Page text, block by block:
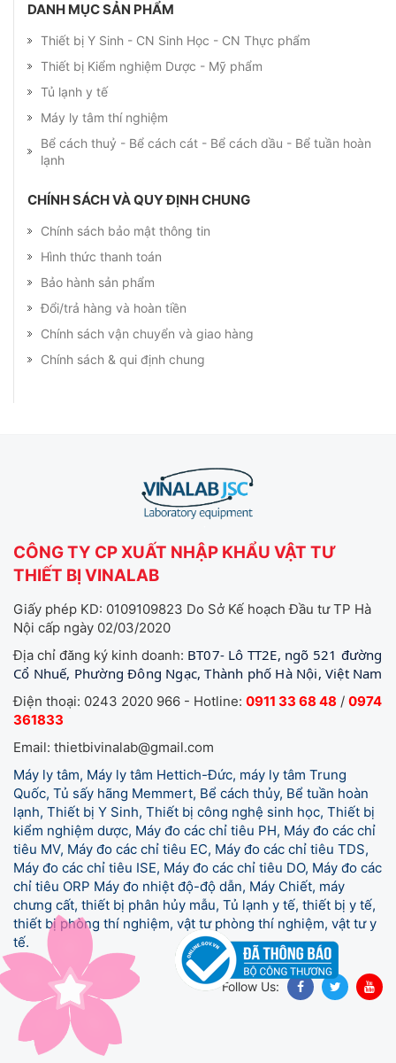
DANH MỤC SẢN PHẨM
Thiết bị Y Sinh - CN Sinh Học - CN Thực phẩm
Thiết bị Kiểm nghiệm Dược - Mỹ phẩm
Tủ lạnh y tế
Máy ly tâm thí nghiệm
Bể cách thuỷ - Bể cách cát - Bể cách dầu - Bể tuần hoàn
lạnh
CHÍNH SÁCH VÀ QUY ĐỊNH CHUNG
Chính sách bảo mật thông tin
Hình thức thanh toán
Bảo hành sản phẩm
Đổi/trả hàng và hoàn tiền
Chính sách vận chuyển và giao hàng
Chính sách & qui định chung
CÔNG TY CP XUẤT NHẬP KHẨU VẬT TƯ
THIẾT BỊ VINALAB
Giấy phép KD: 0109109823 Do Sở Kế hoạch Đầu tư TP Hà
Nội cấp ngày 02/03/2020
Địa chỉ đăng ký kinh doanh: BT07- Lô TT2E, ngõ 521 đường
Cổ Nhuế, Phường Đông Ngạc, Thành phố Hà Nội, Việt Nam
Điện thoại: 0243 2020 966 - Hotline: 0911 33 68 48 / 0974
361833
Email: thietbivinalab@gmail.com
Máy ly tâm, Máy ly tâm Hettich-Đức, máy ly tâm Trung
Quốc, Tủ sấy hãng Memmert, Bể cách thủy, Bể tuần hoàn
lạnh, Thiết bị Y Sinh, Thiết bị công nghệ sinh học, Thiết bị
kiểm nghiệm dược, Máy đo các chỉ tiêu PH, Máy đo các chỉ
tiêu MV, Máy đo các chỉ tiêu EC, Máy đo các chỉ tiêu TDS,
Máy đo các chỉ tiêu ISE, Máy đo các chỉ tiêu DO, Máy đo các
chỉ tiêu ORP Máy đo nhiệt độ-độ dẫn, Máy Chiết, máy
chưng cất, thiết bị phân hủy mẫu, Tủ lạnh y tế, thiết bị y tế,
thiết bị phòng thí nghiệm, vật tư phòng thí nghiệm, vật tư y
tế.
Follow Us: